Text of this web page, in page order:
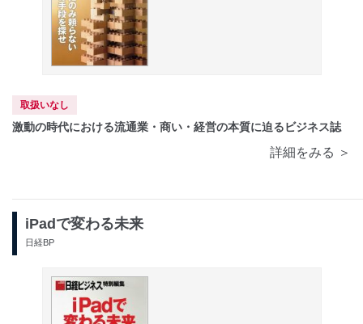
取扱いなし
激動の時代における流通業・商い・経営の本質に迫るビジネス誌
詳細をみる ＞
iPadで変わる未来
日経BP